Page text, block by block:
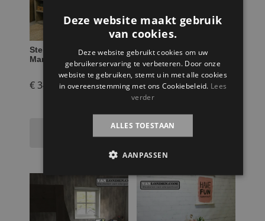
Steigerhouten bureau
Martijn
€349,95
winkelwagen
Steigerhouten
hoogslaper met bureau
Harry
€1.199,95Oorspronkelijke
was:
€ 1.199,95.
€1.049,95
Huidige
prijsSelecteer opties
Deze website maakt gebruik
van cookies.
Deze website gebruikt cookies om uw
gebruikerservaring te verbeteren. Door onze
website te gebruiken, stemt u in met alle cookies
in overeenstemming met ons Cookiebeleid. Lees
verder
ALLES TOESTAAN
AANPASSEN